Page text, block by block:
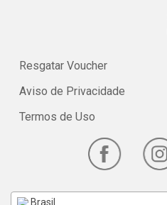
Resgatar Voucher
Aviso de Privacidade
Termos de Uso
Brasil